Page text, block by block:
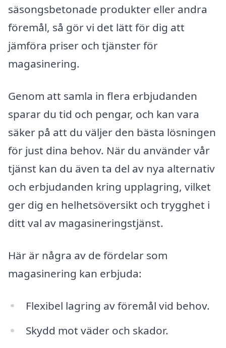
säsongsbetonade produkter eller andra
föremål, så gör vi det lätt för dig att
jämföra priser och tjänster för
magasinering.
Genom att samla in flera erbjudanden
sparar du tid och pengar, och kan vara
säker på att du väljer den bästa lösningen
för just dina behov. När du använder vår
tjänst kan du även ta del av nya alternativ
och erbjudanden kring upplagring, vilket
ger dig en helhetsöversikt och trygghet i
ditt val av magasineringstjänst.
Här är några av de fördelar som
magasinering kan erbjuda:
Flexibel lagring av föremål vid behov.
Skydd mot väder och skador.